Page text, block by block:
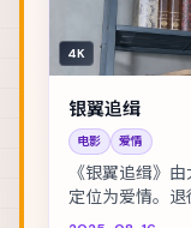
4K
银翼追缉
电影 爱情
《银翼追缉》
定位为爱情。退
真正结束。主演